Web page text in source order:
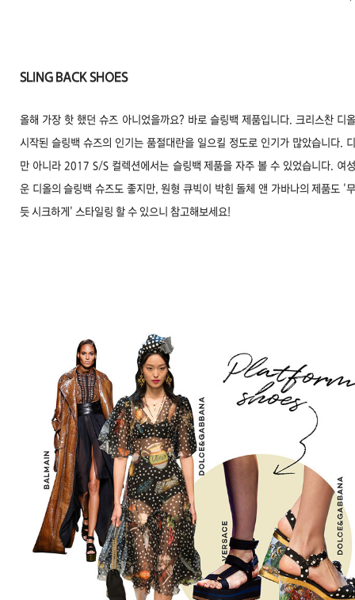
SLING BACK SHOES
올해 가장 핫 했던 슈즈 아니었을까요? 바로 슬링백 제품입니다. 크리스찬 디
시작된 슬링백 슈즈의 인기는 품절대란을 일으킬 정도로 인기가 많았습니다.
만 아니라 2017 S/S 컬렉션에서는 슬링백 제품을 자주 볼 수 있었습니다. 여
운 디올의 슬링백 슈즈도 좋지만, 원형 큐빅이 박힌 돌체 앤 가바나의 제품도 '
듯 시크하게' 스타일링 할 수 있으니 참고해보세요!